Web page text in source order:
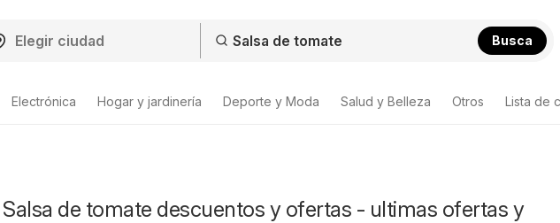
Busca
Electrónica Hogar y jardinería Deporte y Moda Salud y Belleza Otros Lista de
Salsa de tomate descuentos y ofertas - ultimas ofertas y